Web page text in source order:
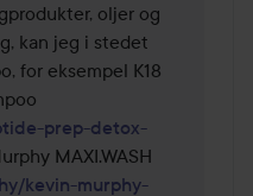
oljer og
kan jeg i stedet
for eksempel K18
prep-detox-
MAXI.WASH
kevin-murphy-